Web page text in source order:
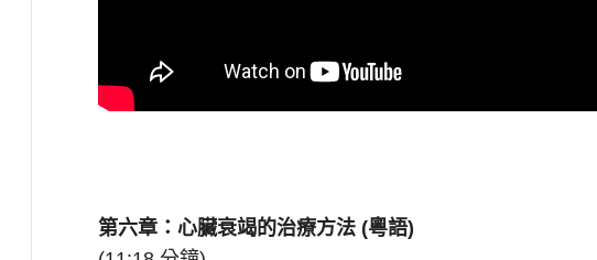
第六章：心臟衰竭的治療方法 (粵語)